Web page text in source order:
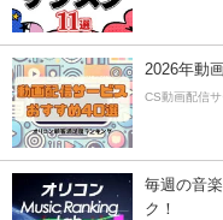
2026年動
CS動画配信
毎週の音
ク！